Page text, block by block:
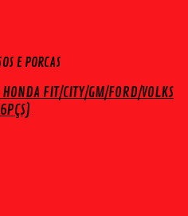
E PORCAS
FIT/CITY/GM/FORD/VOLKS